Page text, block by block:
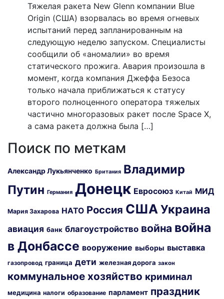
Тяжелая ракета New Glenn компании Blue
Origin (США) взорвалась во время огневых
испытаний перед запланированным на
следующую неделю запуском. Специалисты
сообщили об «аномалии» во время
статического прожига. Авария произошла в
момент, когда компания Джеффа Безоса
только начала приближаться к статусу
второго полноценного оператора тяжелых
частично многоразовых ракет после Space X,
а сама ракета должна была […]
Поиск по меткам
Александр Лукьянченко Британия Владимир
Путин Германия Донецк Евросоюз Китай МИД
Мария Захарова НАТО Россия США Украина
авиация банк благоустройство война война
в Донбассе вооружение выборы выставка
газопровод граница дети железная дорога закон
коммунальное хозяйство криминал
медицина налоги образование парламент праздник